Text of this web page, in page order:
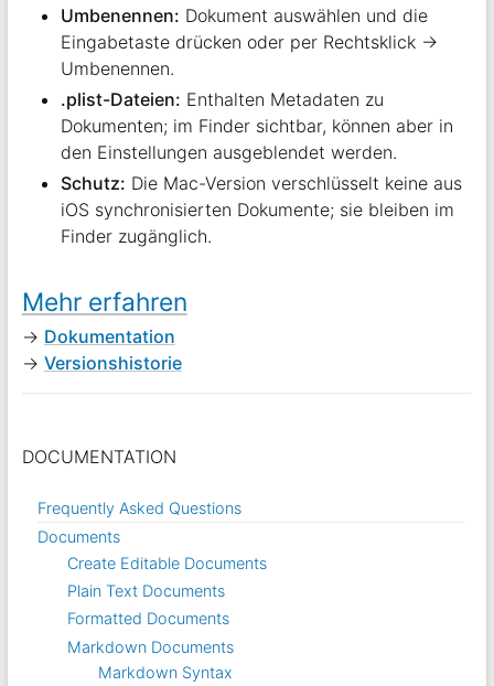
Umbenennen: Dokument auswählen und die
Eingabetaste drücken oder per Rechtsklick →
Umbenennen.
.plist-Dateien: Enthalten Metadaten zu
Dokumenten; im Finder sichtbar, können aber in
den Einstellungen ausgeblendet werden.
Schutz: Die Mac-Version verschlüsselt keine aus
iOS synchronisierten Dokumente; sie bleiben im
Finder zugänglich.
Mehr erfahren
→ Dokumentation
→ Versionshistorie
DOCUMENTATION
Frequently Asked Questions
Documents
Create Editable Documents
Plain Text Documents
Formatted Documents
Markdown Documents
Markdown Syntax